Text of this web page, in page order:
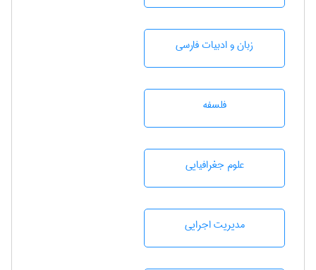
زبان و ادبيات فارسی
فلسفه
علوم جغرافيايی
مديريت اجرايی